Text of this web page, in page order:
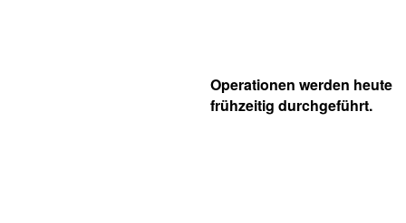
Operationen werden heute
frühzeitig durchgeführt.